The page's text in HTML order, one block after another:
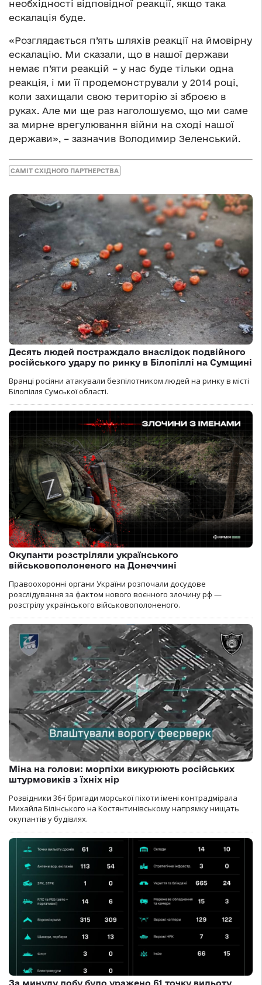
необхідності відповідної реакції, якщо така
ескалація буде.
«Розглядається п’ять шляхів реакції на ймовірну
ескалацію. Ми сказали, що в нашої держави
немає п’яти реакцій – у нас буде тільки одна
реакція, і ми її продемонстрували у 2014 році,
коли захищали свою територію зі зброєю в
руках. Але ми ще раз наголошуємо, що ми саме
за мирне врегулювання війни на сході нашої
держави», – зазначив Володимир Зеленський.
САМІТ СХІДНОГО ПАРТНЕРСТВА
Десять людей постраждало внаслідок подвійного
російського удару по ринку в Білопіллі на Сумщині
Вранці росіяни атакували безпілотником людей на ринку в місті
Білопілля Сумської області.
Окупанти розстріляли українського
військовополоненого на Донеччині
Правоохоронні органи України розпочали досудове
розслідування за фактом нового воєнного злочину рф —
розстрілу українського військовополоненого.
Міна на голови: морпіхи викурюють російських
штурмовиків з їхніх нір
Розвідники 36-ї бригади морської піхоти імені контрадмірала
Михайла Білінського на Костянтинівському напрямку нищать
окупантів у будівлях.
За минулу добу було уражено 61 точку вильоту